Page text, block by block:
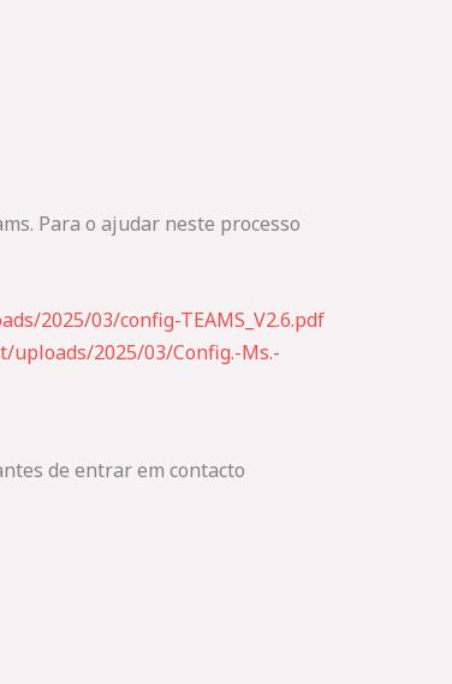
Para o ajudar neste processo
2025/03/config-TEAMS_V2.6.pdf
2025/03/Config.-Ms.-
de entrar em contacto